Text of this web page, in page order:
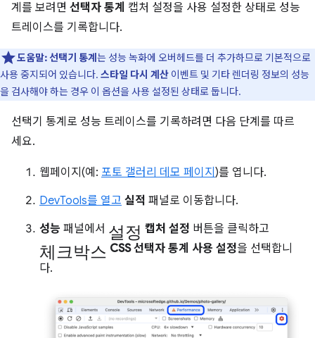
계를 보려면 선택자 통계 캡처 설정을 사용 설정한 상태로 성능
트레이스를 기록합니다.
도움말: 선택기 통계 는 성능 녹화에 오버헤드를 더 추가하므로 기본적으로
사용 중지되어 있습니다. 스타일 다시 계산 이벤트 및 기타 렌더링 정보의 성능
을 검사해야 하는 경우 이 옵션을 사용 설정된 상태로 둡니다.
선택기 통계로 성능 트레이스를 기록하려면 다음 단계를 따르
세요.
웹페이지(예: 포토 갤러리 데모 페이지 )를 엽니다.
DevTools를 열고 실적 패널로 이동합니다.
성능 패널에서 설정 캡처 설정 버튼을 클릭하고
체크박스 CSS 선택자 통계 사용 설정을 선택합니
다.